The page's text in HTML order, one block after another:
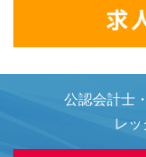
公認会計士
レ